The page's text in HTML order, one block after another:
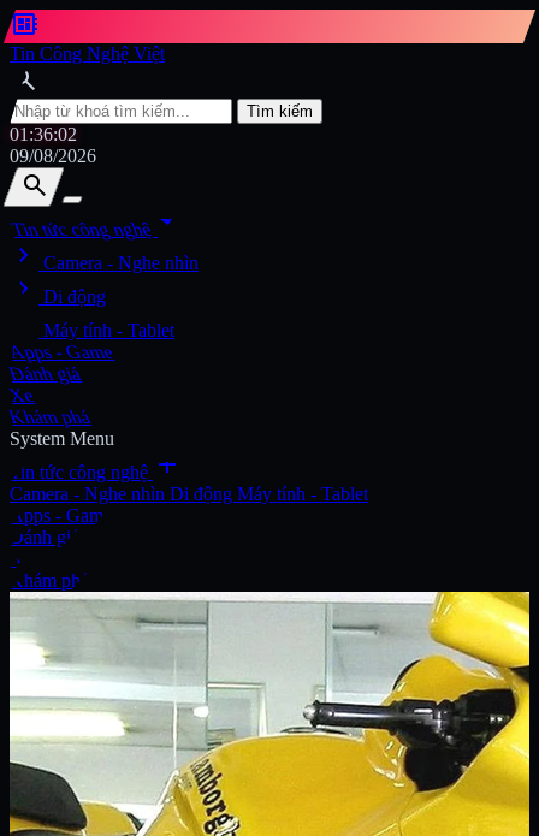
developer_board
Tin Công Nghệ Việt
search
Tìm kiếm
01:36:04
09/08/2026
search
search
Tin tức công nghệarrow_drop_down
chevron_right
Camera - Nghe nhìn
chevron_right Di động
Máy tính - Tablet
Apps - Game
Đánh giá
Xe
Khám phá
System Menu
Tin tức công nghệ add
Camera - Nghe nhìn Di động Máy tính - Tablet
Apps - Game
Đánh giá
Xe
Khám phá